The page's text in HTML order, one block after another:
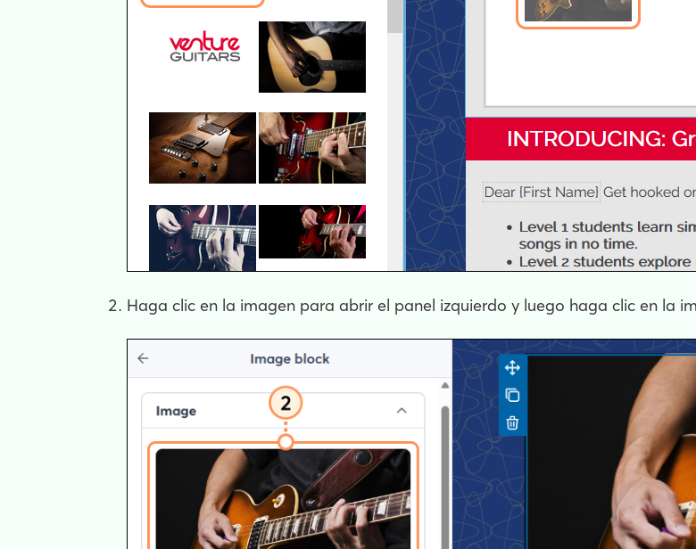
Haga clic en la imagen para abrir el panel izquierdo y luego haga clic en la